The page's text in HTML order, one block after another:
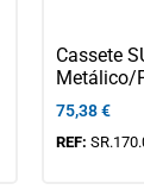
Cassete
Metálico/
75,38€
REF: